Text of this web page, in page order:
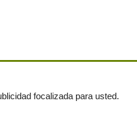
focalizada para usted.